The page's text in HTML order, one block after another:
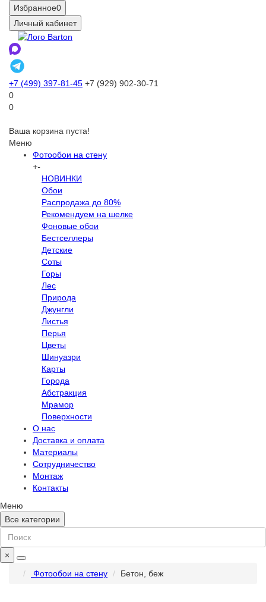
Избранное0
Личный кабинет
+7 (499) 397-81-45 +7 (929) 902-30-71
0
0
Ваша корзина пуста!
Меню
Фотообои на стену
+-
НОВИНКИ
Обои
Распродажа до 80%
Рекомендуем на шелке
Фоновые обои
Бестселлеры
Детские
Соты
Горы
Лес
Природа
Джунгли
Листья
Перья
Цветы
Шинуазри
Карты
Города
Абстракция
Мрамор
Поверхности
О нас
Доставка и оплата
Материалы
Сотрудничество
Монтаж
Контакты
Меню
Все категории
×
Фотообои на стену
Бетон, беж